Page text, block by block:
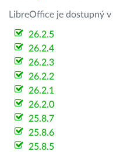
LibreOffice je dostupný
26.2.5
26.2.4
26.2.3
26.2.2
26.2.1
26.2.0
25.8.7
25.8.6
25.8.5